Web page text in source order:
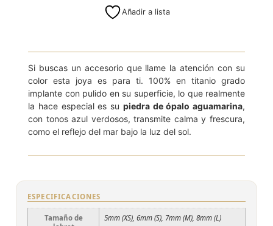
Añadir a lista
Si buscas un accesorio que llame la atención con su
color esta joya es para ti. 100% en titanio grado
implante con pulido en su superficie, lo que realmente
la hace especial es su piedra de ópalo aguamarina,
con tonos azul verdosos, transmite calma y frescura,
como el reflejo del mar bajo la luz del sol.
ESPECIFICACIONES
Tamaño de
5mm (XS), 6mm (S), 7mm (M), 8mm (L)